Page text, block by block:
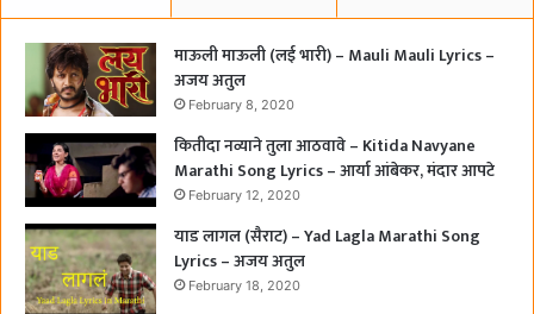
माऊली माऊली (लई भारी) – Mauli Mauli Lyrics –
अजय अतुल
February 8, 2020
कितीदा नव्याने तुला आठवावे – Kitida Navyane
Marathi Song Lyrics – आर्या आंबेकर, मंदार आपटे
February 12, 2020
याड लागल (सैराट) – Yad Lagla Marathi Song
Lyrics – अजय अतुल
February 18, 2020